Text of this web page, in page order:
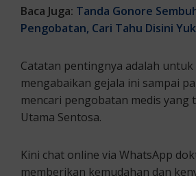
Baca Juga: Tanda Gonore
Pengobatan, Cari Tahu Disini
Catatan pentingnya adalah untuk
mengabaikan gejala ini sampai
mencari pengobatan medis yang
Utama Sentosa.
Kini chat online via WhatsApp
memberikan kemudahan dan